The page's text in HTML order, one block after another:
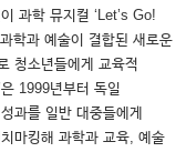
과학 뮤지컬 ‘Let’s Go!
학과 예술이 결합된 새로운
청소년들에게 교육적
1999년부터 독일
과를 일반 대중들에게
마킹해 과학과 교육, 예술